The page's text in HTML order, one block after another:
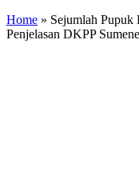
Home » Sejumlah
Penjelasan DKPP